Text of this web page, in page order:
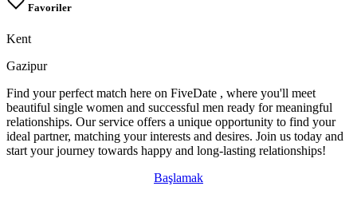
Favoriler
Kent
Gazipur
Find your perfect match here on FiveDate , where you'll meet
beautiful single women and successful men ready for meaningful
relationships. Our service offers a unique opportunity to find your
ideal partner, matching your interests and desires. Join us today and
start your journey towards happy and long-lasting relationships!
Başlamak